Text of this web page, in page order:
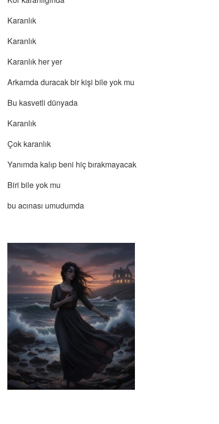
Karanlık
Karanlık
Karanlık her yer
Arkamda duracak bir kişi bile yok mu
Bu kasvetli dünyada
Karanlık
Çok karanlık
Yanımda kalıp beni hiç bırakmayacak
Biri bile yok mu
bu acınası umudumda